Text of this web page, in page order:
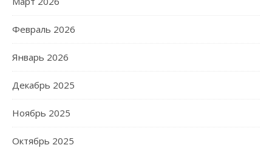
Февраль 2026
Январь 2026
Декабрь 2025
Ноябрь 2025
Октябрь 2025